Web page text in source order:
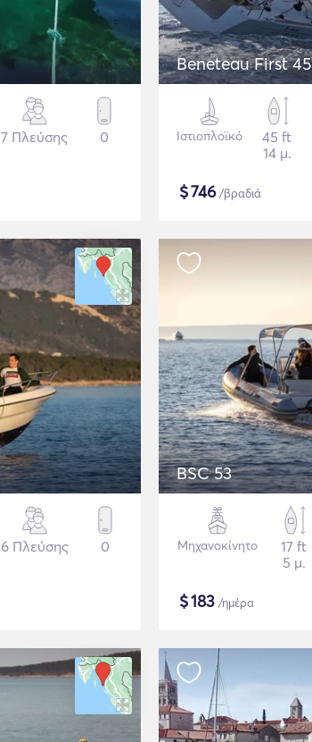
7 Πλεύσης 0
Beneteau First 45
Ιστιοπλοϊκό
45 ft
14 μ.
$746/βραδιά
6 Πλεύσης 0
BSC 53
Μηχανοκίνητο
17 ft
5 μ.
$183 /ημέρα